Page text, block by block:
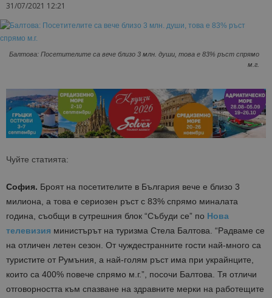
31/07/2021 12:21
Балтова: Посетителите са вече близо 3 млн. души, това е 83% ръст спрямо
м.г.
Чуйте статията:
София. Броят на посетителите в България вече е близо 3
милиона, а това е сериозен ръст с 83% спрямо миналата
година, съобщи в сутрешния блок “Събуди се” по Нова
телевизия министърът на туризма Стела Балтова. “Радваме се
на отличен летен сезон. От чуждестранните гости най-много са
туристите от Румъния, а най-голям ръст има при украйнците,
които са 400% повече спрямо м.г.”, посочи Балтова. Тя отличи
отговорността към спазване на здравните мерки на работещите